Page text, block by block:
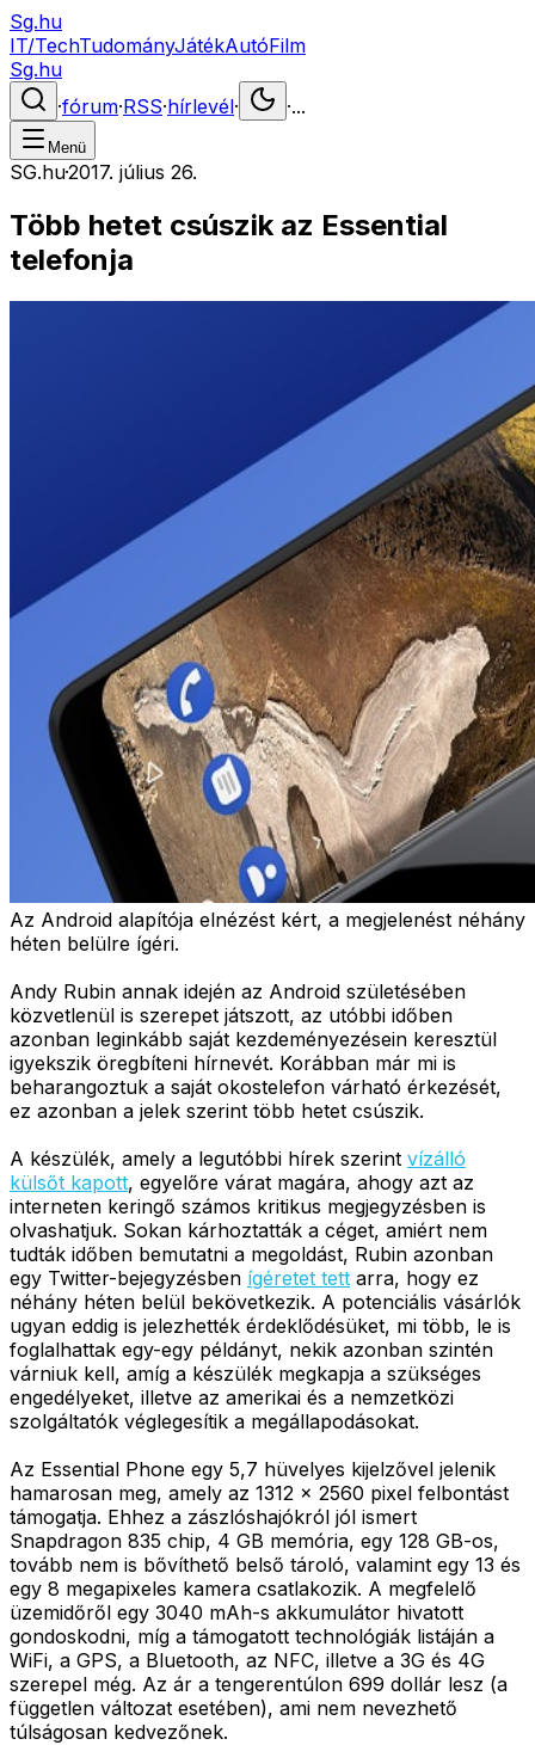
Sg.hu
IT/TechTudományJátékAutóFilm
Sg.hu
·fórum·RSS·hírlevél· ·...
Menü
SG.hu·2017. július 26.
Több hetet csúszik az Essential
telefonja
Az Android alapítója elnézést kért, a megjelenést néhány
héten belülre ígéri.
Andy Rubin annak idején az Android születésében
közvetlenül is szerepet játszott, az utóbbi időben
azonban leginkább saját kezdeményezésein keresztül
igyekszik öregbíteni hírnevét. Korábban már mi is
beharangoztuk a saját okostelefon várható érkezését,
ez azonban a jelek szerint több hetet csúszik.
A készülék, amely a legutóbbi hírek szerint vízálló
külsőt kapott, egyelőre várat magára, ahogy azt az
interneten keringő számos kritikus megjegyzésben is
olvashatjuk. Sokan kárhoztatták a céget, amiért nem
tudták időben bemutatni a megoldást, Rubin azonban
egy Twitter-bejegyzésben ígéretet tett arra, hogy ez
néhány héten belül bekövetkezik. A potenciális vásárlók
ugyan eddig is jelezhették érdeklődésüket, mi több, le is
foglalhattak egy-egy példányt, nekik azonban szintén
várniuk kell, amíg a készülék megkapja a szükséges
engedélyeket, illetve az amerikai és a nemzetközi
szolgáltatók véglegesítik a megállapodásokat.
Az Essential Phone egy 5,7 hüvelyes kijelzővel jelenik
hamarosan meg, amely az 1312 x 2560 pixel felbontást
támogatja. Ehhez a zászlóshajókról jól ismert
Snapdragon 835 chip, 4 GB memória, egy 128 GB-os,
tovább nem is bővíthető belső tároló, valamint egy 13 és
egy 8 megapixeles kamera csatlakozik. A megfelelő
üzemidőről egy 3040 mAh-s akkumulátor hivatott
gondoskodni, míg a támogatott technológiák listáján a
WiFi, a GPS, a Bluetooth, az NFC, illetve a 3G és 4G
szerepel még. Az ár a tengerentúlon 699 dollár lesz (a
független változat esetében), ami nem nevezhető
túlságosan kedvezőnek.